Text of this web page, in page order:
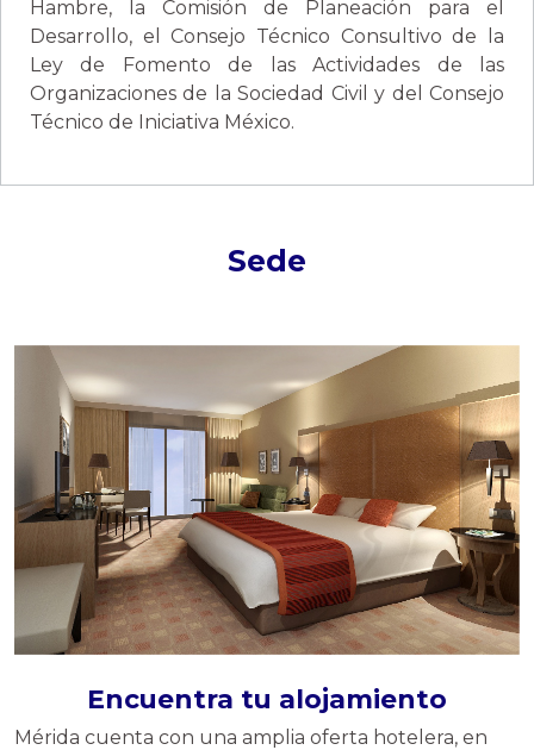
Hambre, la Comisión de Planeación para el
Desarrollo, el Consejo Técnico Consultivo de la
Ley de Fomento de las Actividades de las
Organizaciones de la Sociedad Civil y del Consejo
Técnico de Iniciativa México.
Sede
Encuentra tu alojamiento
Mérida cuenta con una amplia oferta hotelera, en